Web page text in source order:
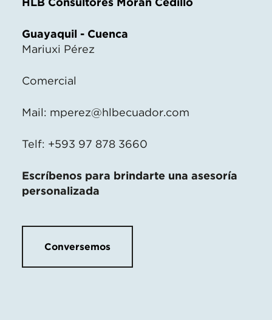
Guayaquil - Cuenca
Mariuxi Pérez
Comercial
Mail: mperez@hlbecuador.com
Telf: +593 97 878 3660
Escríbenos para brindarte una asesoría
personalizada
Conversemos